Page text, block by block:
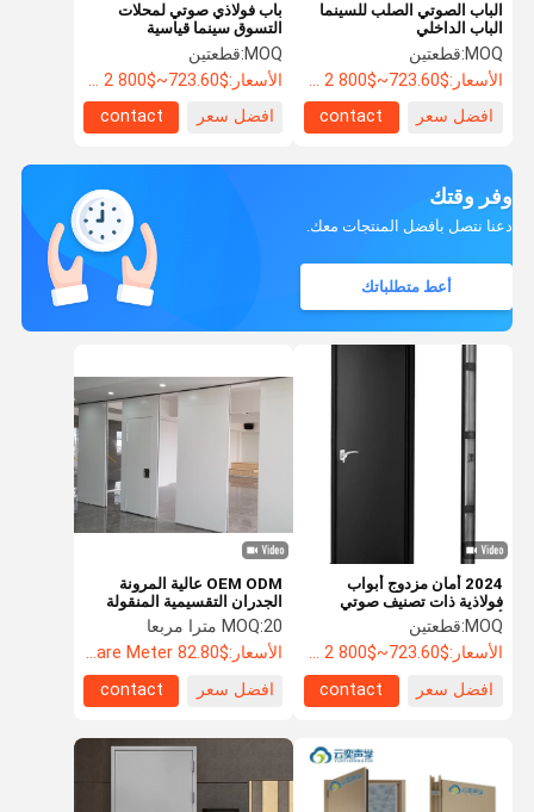
باب فولاذي صوتي لمحلات
التسوق سينما قياسية
MOQ: قطعتين
الأسعار:$723.60~$800 2 - 49 pieces, $638.80 50~$720 99 pieces , 100 - 199 pieces $621.7
افضل سعر
contact
الباب الصوتي الصلب للسينما
الباب الداخلي
MOQ: قطعتين
الأسعار:$723.60~$800 2 - 49 pieces, $638.80 50~$720 99 pieces , 100 - 199 pieces $621.7
افضل سعر
contact
وفر وقتك
دعنا نتصل بأفضل المنتجات معك.
أعط متطلباتك
2024 أمان مزدوج أبواب
فولاذية ذات تصنيف صوتي
أبواب فولاذية مضادة للحريق
MOQ: قطعتين
الأسعار:$723.60~$800 2 - 49 pieces, $638.80 50~$720 99 pieces , 100 - 199 pieces $621.7
افضل سعر
contact
OEM ODM عالية المرونة
الجدران التقسيمية المنقولة
انزلاق فواصل غرفة عازلة
للصوت
MOQ:20 مترا مربعا
الأسعار:$82.80 Per Square Meter
افضل سعر
contact